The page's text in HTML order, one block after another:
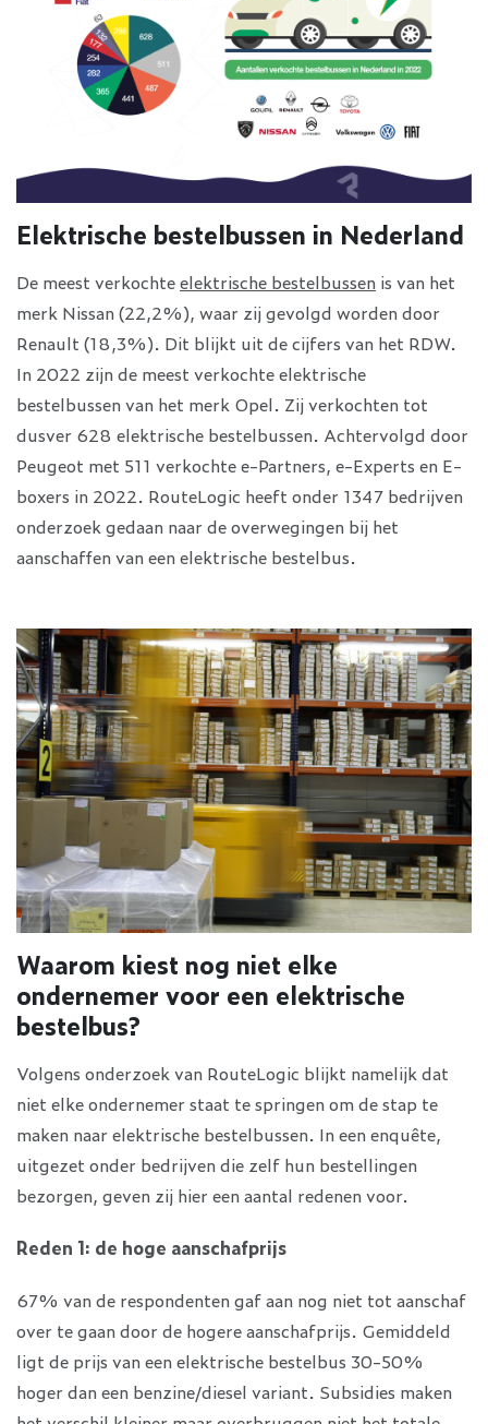
Elektrische bestelbussen in Nederland
De meest verkochteelektrische bestelbussen is van het
merk Nissan (22,2%), waar zij gevolgd worden door
Renault (18,3%). Dit blijkt uit de cijfers van het RDW.
In 2022 zijn de meest verkochte elektrische
bestelbussen van het merk Opel. Zij verkochten tot
dusver 628 elektrische bestelbussen. Achtervolgd door
Peugeot met 511 verkochte e-Partners, e-Experts en E-
boxers in 2022. RouteLogic heeft onder 1347 bedrijven
onderzoek gedaan naar de overwegingen bij het
aanschaffen van een elektrische bestelbus.
Waarom kiest nog niet elke
ondernemer voor een elektrische
bestelbus?
Volgens onderzoek van RouteLogic blijkt namelijk dat
niet elke ondernemer staat te springen om de stap te
maken naar elektrische bestelbussen. In een enquête,
uitgezet onder bedrijven die zelf hun bestellingen
bezorgen, geven zij hier een aantal redenen voor.
Reden 1: de hoge aanschafprijs
67% van de respondenten gaf aan nog niet tot aanschaf
over te gaan door de hogere aanschafprijs. Gemiddeld
ligt de prijs van een elektrische bestelbus 30-50%
hoger dan een benzine/diesel variant. Subsidies maken